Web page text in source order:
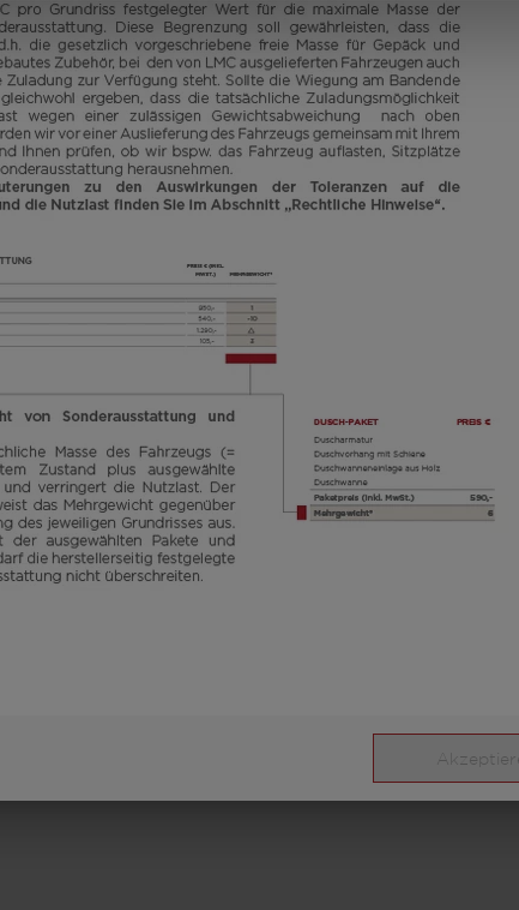
Preis aba) Schlafplätze
8,05 m
Länge
1600 kg
Zulässig. Gesamtgewicht
Modell auswählen